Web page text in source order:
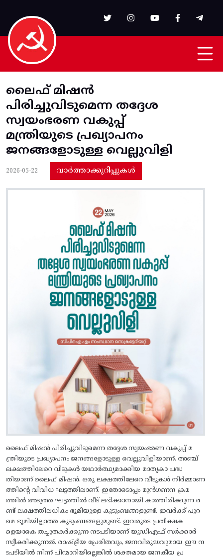
ലൈഫ്‌ മിഷന്‍
പിരിച്ചുവിടുമെന്ന തദ്ദേശ
സ്വയംഭരണ വകുപ്പ്‌
മന്ത്രിയുടെ പ്രഖ്യാപനം
ജനങ്ങളോടുള്ള വെല്ലുവിളി
2026-05-22 വാർത്താക്കുറിപ്പുകൾ
ലൈഫ്‌ മിഷന്‍ പിരിച്ചുവിടുമെന്ന തദ്ദേശ സ്വയംഭരണ വകുപ്പ്‌ മ
ന്ത്രിയുടെ പ്രഖ്യാപനം ജനങ്ങളോടുള്ള വെല്ലുവിളിയാണ്. അഞ്ച്‌
ലക്ഷത്തിലേറെ വീടുകള്‍ യഥാര്‍ത്ഥ്യമാക്കിയ മാതൃകാ പദ്ധ
തിയാണ്‌ ലൈഫ്‌ മിഷന്‍. ഒരു ലക്ഷത്തിലേറെ വീടുകള്‍ നിര്‍മ്മാണ
ത്തിന്റെ വിവിധ ഘട്ടത്തിലാണ്‌. ഇതോടൊപ്പം മുന്‍ഗണന ക്രമ
ത്തില്‍ അടുത്ത ഘട്ടത്തില്‍ വീട്‌ ലഭിക്കാനായി കാത്തിരിക്കുന്ന ര
ണ്ട്‌ ലക്ഷത്തിലധികം ഭൂമിയുള്ള കുടുംബങ്ങളുണ്ട്‌. ഇവര്‍ക്ക്‌ പുറ
മെ ഭൂമിയില്ലാത്ത കുടുംബങ്ങളുമുണ്ട്‌. ഇവരുടെ പ്രതീക്ഷക
ളെയാകെ തച്ചുതകര്‍ക്കുന്ന നടപടിയാണ്‌ യുഡിഎഫ്‌ സര്‍ക്കാര്‍
സ്വീകരിക്കുന്നത്‌. രാഷ്‌ട്രീയ പ്രേരിതവും, ജനവിരുദ്ധവുമായ ഈ ന
ടപടിയില്‍ നിന്ന്‌ പിന്മാറിയില്ലെങ്കില്‍ ശക്തമായ ജനകീയ പ്ര